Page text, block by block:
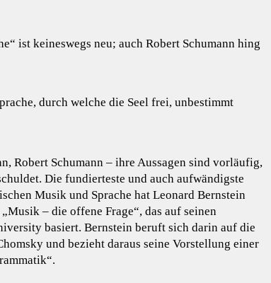
ist keineswegs neu; auch Robert Schumann hing
durch welche die Seel frei, unbestimmt
Robert Schumann – ihre Aussagen sind vorläufig,
Die fundierteste und auch aufwändigste
Musik und Sprache hat Leonard Bernstein
– die offene Frage“, das auf seinen
basiert. Bernstein beruft sich darin auf die
und bezieht daraus seine Vorstellung einer